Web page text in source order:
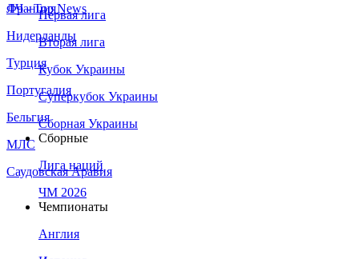
Франция
Нидерланды
Турция
Португалия
Бельгия
МЛС
Саудовская Аравия
ЛЧ - Top News
Первая лига
Вторая лига
Кубок Украины
Суперкубок Украины
Сборная Украины
Сборные
Лига наций
ЧМ 2026
Чемпионаты
Англия